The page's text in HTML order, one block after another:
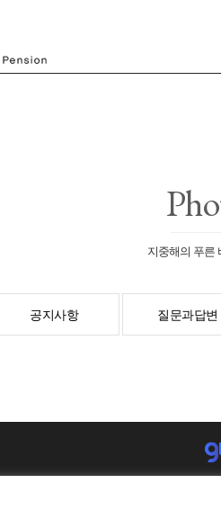
지중해의 푸른
공지사항 질문과답변